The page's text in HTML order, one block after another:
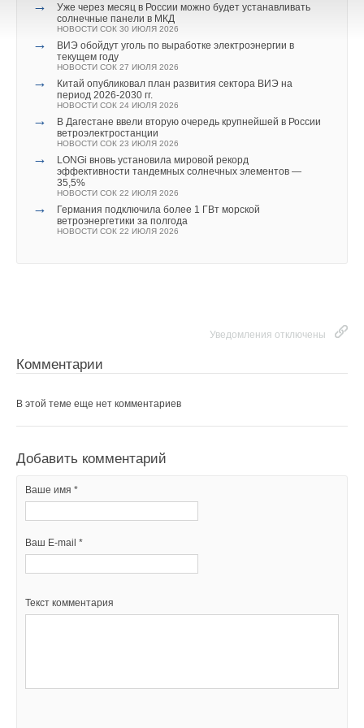
→
Уже через месяц в России можно будет устанавливать
солнечные панели в МКД
НОВОСТИ СОК 30 ИЮЛЯ 2026
→
ВИЭ обойдут уголь по выработке электроэнергии в
текущем году
НОВОСТИ СОК 27 ИЮЛЯ 2026
→
Китай опубликовал план развития сектора ВИЭ на
период 2026-2030 гг.
НОВОСТИ СОК 24 ИЮЛЯ 2026
→
В Дагестане ввели вторую очередь крупнейшей в России
ветроэлектростанции
НОВОСТИ СОК 23 ИЮЛЯ 2026
→
LONGi вновь установила мировой рекорд
эффективности тандемных солнечных элементов —
35,5%
НОВОСТИ СОК 22 ИЮЛЯ 2026
→
Германия подключила более 1 ГВт морской
ветроэнергетики за полгода
НОВОСТИ СОК 22 ИЮЛЯ 2026
Уведомления отключены
Комментарии
В этой теме еще нет комментариев
Добавить комментарий
Ваше имя *
Ваш E-mail *
Текст комментария
Текст комментария
→
«Турков» построит завод по производству холодильного
и вентиляционного оборудования
НОВОСТИ СОК 16 ИЮНЯ 2022
→ 100 миллионов приводов
НОВОСТИ СОК 21 ФЕВРАЛЯ 2020
Уведомления отключены
Комментарии
Олег Иванович
Добавить комментарий
Ваше имя *
Ваш E-mail *